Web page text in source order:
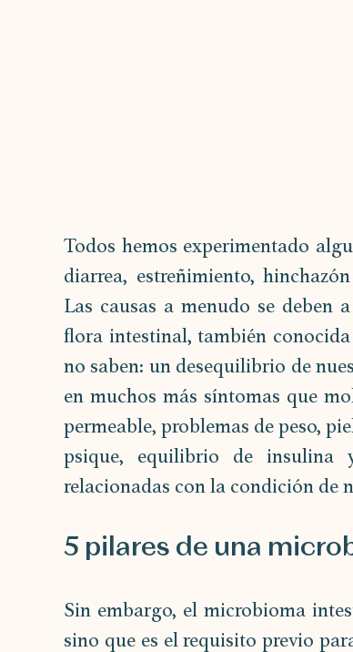
Todos hemos experimentado
diarrea, estreñimiento,
Las causas a menudo se deben
flora intestinal, también
no saben: un desequilibrio de
en muchos más síntomas que
permeable, problemas de peso,
psique, equilibrio de insulina
relacionadas con la condición de
5 pilares de una
Sin embargo, el microbioma
sino que es el requisito previo